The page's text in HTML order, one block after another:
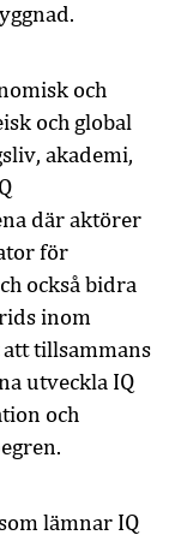
och
och global
akademi,
där aktörer
för
också bidra
inom
tillsammans
utveckla IQ
och
lämnar IQ